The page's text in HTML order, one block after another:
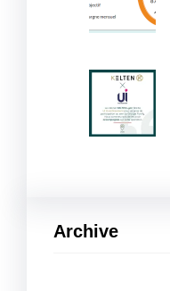
Archive